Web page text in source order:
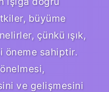
büyüme
çünkü ışık,
öneme sahiptir.
ve gelişmesini